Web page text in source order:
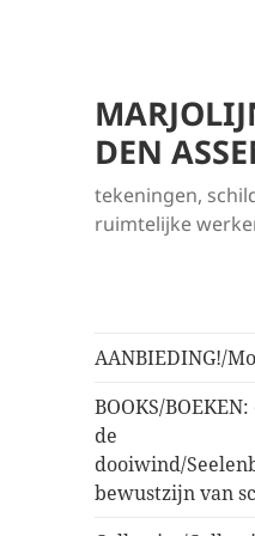
DEN
tekeningen,
ruimtelijke
AANBIEDING!/
BOOKS/
de
dooiwind/
bewustzijn van